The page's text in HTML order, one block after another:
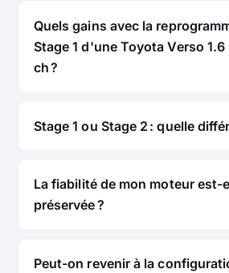
Quels gains avec la
Stage 1 d'une Toyota Verso 1.6
ch ?
Stage 1 ou Stage 2 : quelle
La fiabilité de mon moteur est-
préservée ?
Peut-on revenir à la